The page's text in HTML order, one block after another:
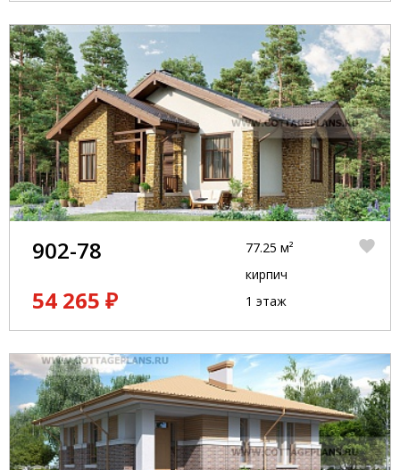
902-78
54 265 ₽
77.25 м²
кирпич
1 этаж